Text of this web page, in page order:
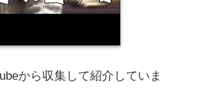
から収集して紹介していま